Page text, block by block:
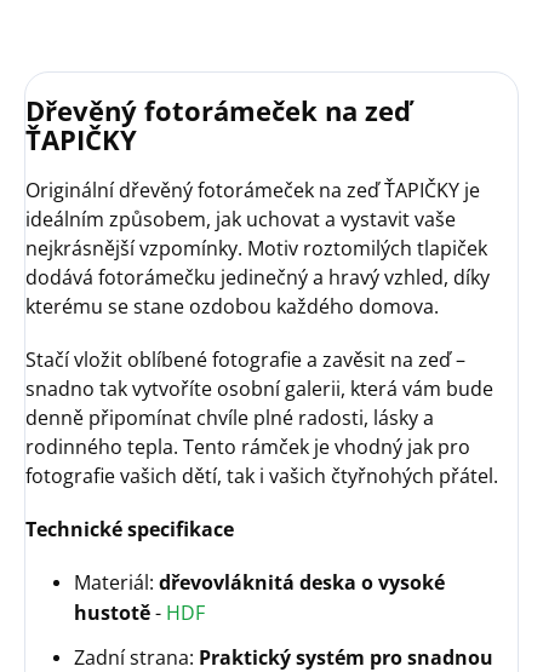
Dřevěný fotorámeček na zeď
ŤAPIČKY
Originální dřevěný fotorámeček na zeď ŤAPIČKY je
ideálním způsobem, jak uchovat a vystavit vaše
nejkrásnější vzpomínky. Motiv roztomilých tlapiček
dodává fotorámečku jedinečný a hravý vzhled, díky
kterému se stane ozdobou každého domova.
Stačí vložit oblíbené fotografie a zavěsit na zeď –
snadno tak vytvoříte osobní galerii, která vám bude
denně připomínat chvíle plné radosti, lásky a
rodinného tepla. Tento rámček je vhodný jak pro
fotografie vašich dětí, tak i vašich čtyřnohých přátel.
Technické specifikace
Materiál: dřevovláknitá deska o vysoké
hustotě- HDF
Zadní strana: Praktický systém pro snadnou